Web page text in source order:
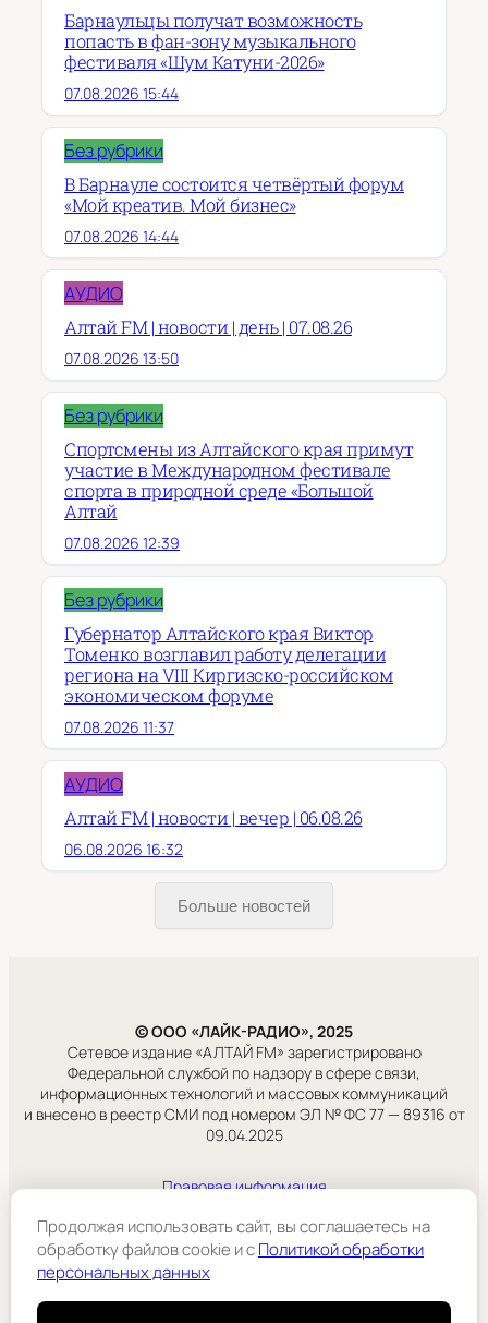
Барнаульцы получат возможность
попасть в фан-зону музыкального
фестиваля «Шум Катуни-2026»
07.08.2026 15:44
Без рубрики
В Барнауле состоится четвёртый форум
«Мой креатив. Мой бизнес»
07.08.2026 14:44
АУДИО
Алтай FM | новости | день | 07.08.26
07.08.2026 13:50
Без рубрики
Спортсмены из Алтайского края примут
участие в Международном фестивале
спорта в природной среде «Большой
Алтай
07.08.2026 12:39
Без рубрики
Губернатор Алтайского края Виктор
Томенко возглавил работу делегации
региона на VIII Киргизско-российском
экономическом форуме
07.08.2026 11:37
АУДИО
Алтай FM | новости | вечер | 06.08.26
06.08.2026 16:32
Больше новостей
© ООО «ЛАЙК-РАДИО», 2025
Сетевое издание «АЛТАЙ FM» зарегистрировано
Федеральной службой по надзору в сфере связи,
информационных технологий и массовых коммуникаций
и внесено в реестр СМИ под номером ЭЛ № ФС 77 — 89316 от
09.04.2025
Правовая информация
ООО «ЛАЙК-РАДИО».
Подробнее
Продолжая использовать сайт, вы соглашаетесь на
обработку файлов cookie и cПолитикой обработки
персональных данных